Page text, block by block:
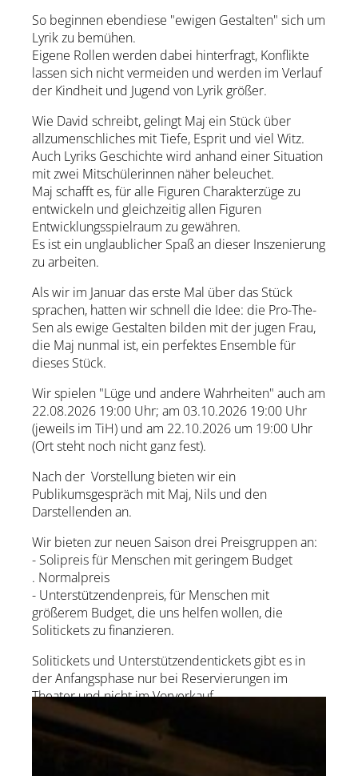
So beginnen ebendiese "ewigen Gestalten" sich um
Lyrik zu bemühen.
Eigene Rollen werden dabei hinterfragt, Konflikte
lassen sich nicht vermeiden und werden im Verlauf
der Kindheit und Jugend von Lyrik größer.
Wie David schreibt, gelingt Maj ein Stück über
allzumenschliches mit Tiefe, Esprit und viel Witz.
Auch Lyriks Geschichte wird anhand einer Situation
mit zwei Mitschülerinnen näher beleuchet.
Maj schafft es, für alle Figuren Charakterzüge zu
entwickeln und gleichzeitig allen Figuren
Entwicklungsspielraum zu gewähren.
Es ist ein unglaublicher Spaß an dieser Inszenierung
zu arbeiten.
Als wir im Januar das erste Mal über das Stück
sprachen, hatten wir schnell die Idee: die Pro-The-
Sen als ewige Gestalten bilden mit der jugen Frau,
die Maj nunmal ist, ein perfektes Ensemble für
dieses Stück.
Wir spielen "Lüge und andere Wahrheiten" auch am
22.08.2026 19:00 Uhr; am 03.10.2026 19:00 Uhr
(jeweils im TiH) und am 22.10.2026 um 19:00 Uhr
(Ort steht noch nicht ganz fest).
Nach der Vorstellung bieten wir ein
Publikumsgespräch mit Maj, Nils und den
Darstellenden an.
Wir bieten zur neuen Saison drei Preisgruppen an:
- Solipreis für Menschen mit geringem Budget
. Normalpreis
- Unterstützendenpreis, für Menschen mit
größerem Budget, die uns helfen wollen, die
Solitickets zu finanzieren.
Solitickets und Unterstützendentickets gibt es in
der Anfangsphase nur bei Reservierungen im
Theater und nicht im Vorverkauf.
zur Künstler-Website